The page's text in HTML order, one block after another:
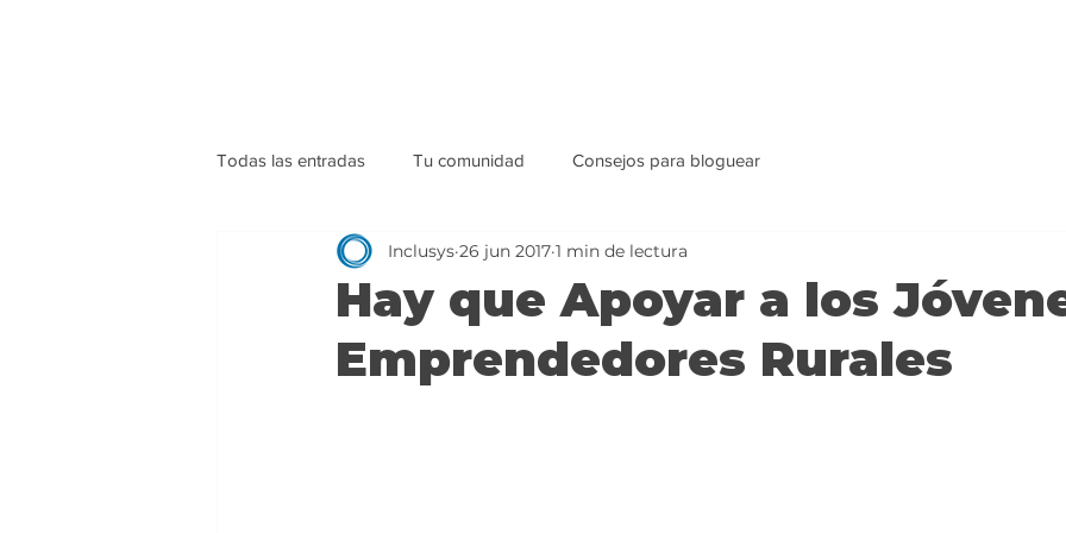
Todas las entradas Tu comunidad Consejos para bloguear
Hay que Apoyar a los
Emprendedores Rurales
Inclusys 26 jun 2017 1 min de lectura